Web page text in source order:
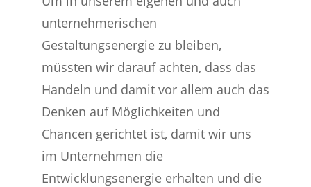
unternehmerischen
Gestaltungsenergie zu bleiben,
müssten wir darauf achten, dass das
Handeln und damit vor allem auch das
Denken auf Möglichkeiten und
Chancen gerichtet ist, damit wir uns
im Unternehmen die
Entwicklungsenergie erhalten und die